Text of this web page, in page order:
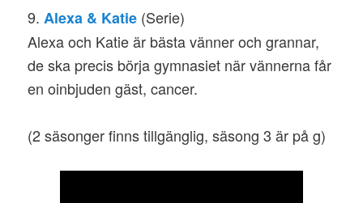
9. Alexa & Katie (Serie)
Alexa och Katie är bästa vänner och grannar,
de ska precis börja gymnasiet när vännerna får
en oinbjuden gäst, cancer.
(2 säsonger finns tillgänglig, säsong 3 är på g)